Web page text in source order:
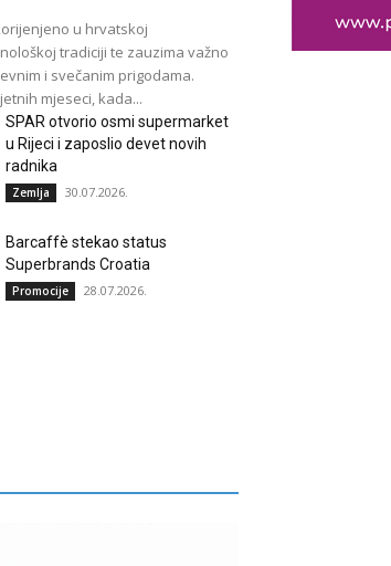
u hrvatskoj
tradiciji te zauzima važno
i svečanim prigodama.
mjeseci, kada...
SPAR otvorio osmi supermarket
u Rijeci i zaposlio devet novih
radnika
Zemlja 30.07.2026.
Barcaffè stekao status
Superbrands Croatia
Promocije 28.07.2026.